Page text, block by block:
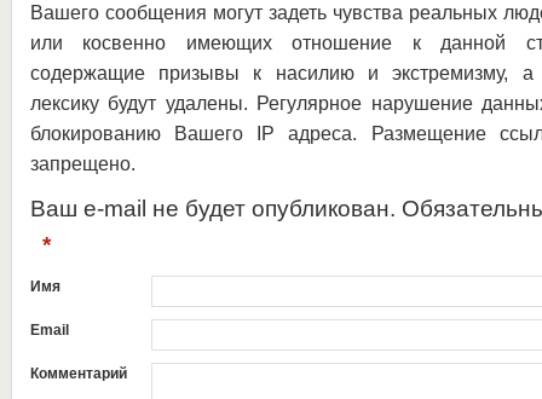
Вашего сообщения могут задеть чувства реальных
или косвенно имеющих отношение к данной
содержащие призывы к насилию и экстремизму, а
лексику будут удалены. Регулярное нарушение
блокированию Вашего IP адреса. Размещение
запрещено.
Ваш e-mail не будет опубликован.
*
Имя
Email
Комментарий